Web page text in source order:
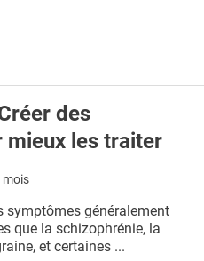
des
mieux les traiter
mois
généralement
que la schizophrénie, la
et certaines ...